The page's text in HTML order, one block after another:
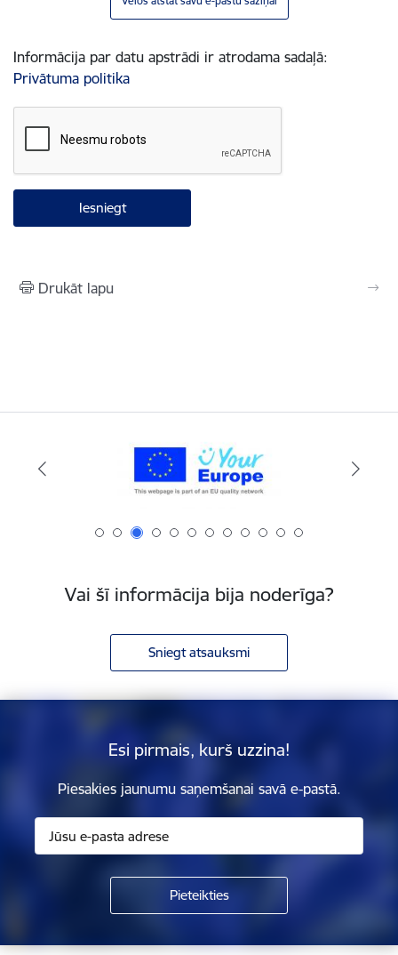
Informācija par datu apstrādi ir atrodama sadaļā:
Privātuma politika
Drukāt lapu
Vai šī informācija bija noderīga?
Sniegt atsauksmi
Esi pirmais, kurš uzzina!
Piesakies jaunumu saņemšanai savā e-pastā.